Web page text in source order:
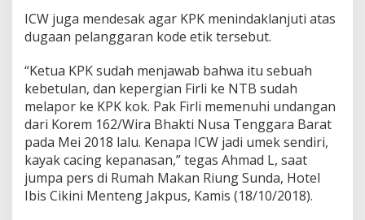
t
e
a
l
,
P
m
b
e
l
a
ICW juga mendesak agar KPK menindaklanjuti atas
dugaan pelanggaran kode etik tersebut.
“Ketua KPK sudah menjawab bahwa itu sebuah
kebetulan, dan kepergian Firli ke NTB sudah
melapor ke KPK kok. Pak Firli memenuhi undangan
dari Korem 162/Wira Bhakti Nusa Tenggara Barat
pada Mei 2018 lalu. Kenapa ICW jadi umek sendiri,
kayak cacing kepanasan,” tegas Ahmad L, saat
jumpa pers di Rumah Makan Riung Sunda, Hotel
Ibis Cikini Menteng Jakpus, Kamis (18/10/2018).